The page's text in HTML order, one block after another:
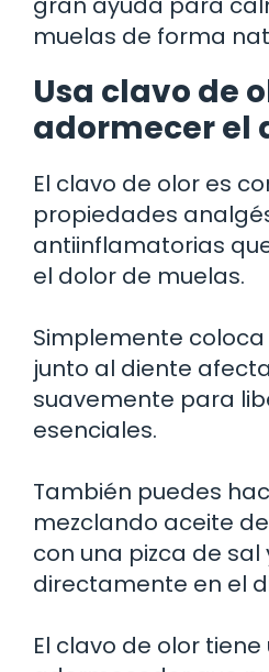
muelas de forma
Usa clavo de
adormecer el
El clavo de olor es
propiedades
antiinflamatorias
el dolor de muelas.
Simplemente
junto al diente
suavemente para
esenciales.
También puedes
mezclando aceite
con una pizca de sal
directamente en el
El clavo de olor